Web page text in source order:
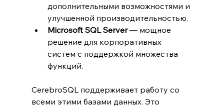
дополнительными возможностями и
улучшенной производительностью.
Microsoft SQL Server — мощное
решение для корпоративных
систем с поддержкой множества
функций.
CerebroSQL поддерживает работу со
всеми этими базами данных. Это